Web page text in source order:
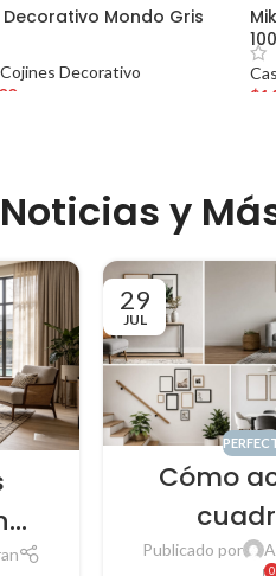
Decorativo Mondo Gris
Cojines Decorativo
$
y
29
JUL
Cómo
cualquier
Publicado por
0